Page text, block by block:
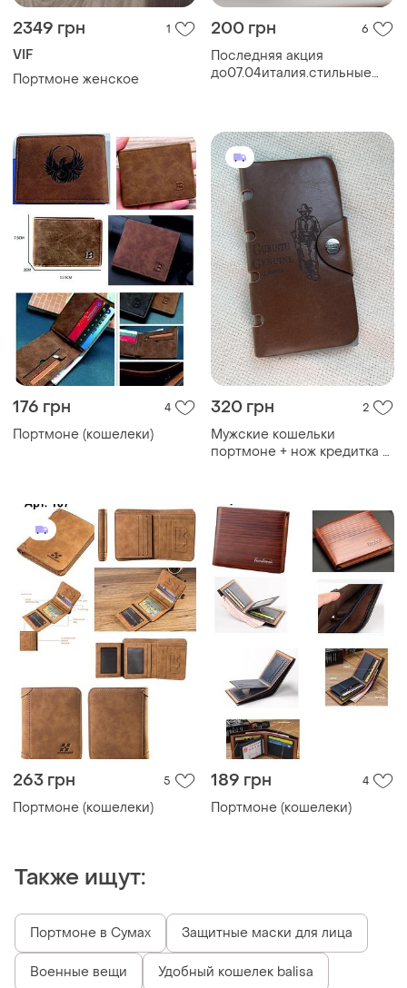
2349 грн 1
VIF
Портмоне женское
200 грн 6
Последняя акция
до07.04италия.стильные
176 грн 4
Портмоне (кошелеки)
320 грн 2
Мужские кошельки
портмоне + нож кредитка в
263 грн 5
Портмоне (кошелеки)
189 грн 4
Портмоне (кошелеки)
Также ищут:
Портмоне в Сумах Защитные маски для лица
Военные вещи Удобный кошелек balisa